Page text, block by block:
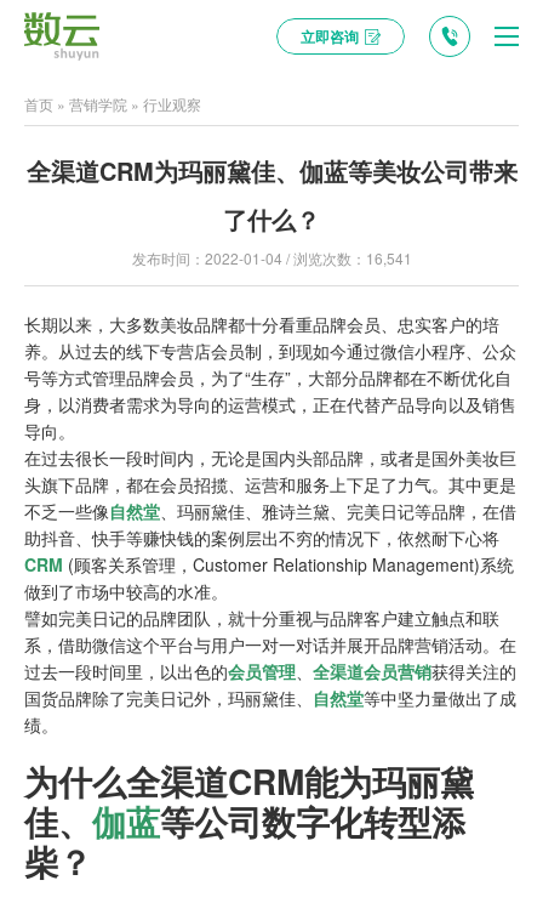
立即咨询
首页 » 营销学院 » 行业观察
全渠道CRM为玛丽黛佳、伽蓝等美妆公司带来
了什么？
发布时间：2022-01-04 / 浏览次数：16,541
长期以来，大多数美妆品牌都十分看重品牌会员、忠实客户的培
养。从过去的线下专营店会员制，到现如今通过微信小程序、公众
号等方式管理品牌会员，为了“生存”，大部分品牌都在不断优化自
身，以消费者需求为导向的运营模式，正在代替产品导向以及销售
导向。
在过去很长一段时间内，无论是国内头部品牌，或者是国外美妆巨
头旗下品牌，都在会员招揽、运营和服务上下足了力气。其中更是
不乏一些像自然堂 玛丽黛佳 、雅诗兰黛、完美日记等品牌，在借
助抖音、快手等赚快钱的案例层出不穷的情况下，依然耐下心将
CRM (顾客关系管理，Customer Relationship Management)系统
做到了市场中较高的水准。
譬如完美日记的品牌团队，就十分重视与品牌客户建立触点和联
系，借助微信这个平台与用户一对一对话并展开品牌营销活动。在
过去一段时间里，以出色的会员管理 全渠道会员营销获得关注的
国货品牌除了完美日记外，玛丽黛佳、 自然堂等中坚力量做出了成
绩。
为什么全渠道CRM能为玛丽黛
佳、伽蓝等公司数字化转型添
柴？